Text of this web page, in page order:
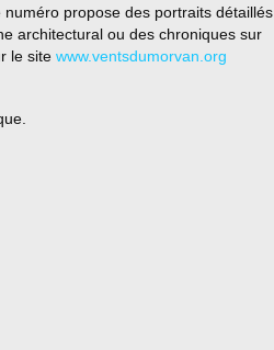
propose des portraits détaillés
architectural ou des chroniques sur
le site www.ventsdumorvan.org